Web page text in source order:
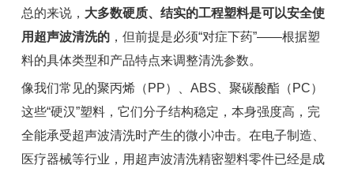
总的来说， 大多数硬质、结实的工程塑料是可以安全使
用超声波清洗的 ，但前提是必须“对症下药”——根据塑
料的具体类型和产品特点来调整清洗参数。
像我们常见的聚丙烯（PP）、ABS、聚碳酸酯（PC）
这些“硬汉”塑料，它们分子结构稳定，本身强度高，完
全能承受超声波清洗时产生的微小冲击。在电子制造、
医疗器械等行业，用超声波清洗精密塑料零件已经是成